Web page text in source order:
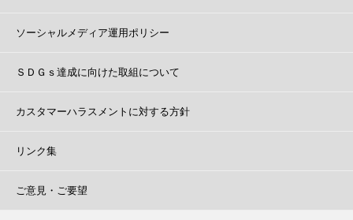
ソーシャルメディア運用ポリシー
ＳＤＧｓ達成に向けた取組について
カスタマーハラスメントに対する方針
リンク集
ご意見・ご要望